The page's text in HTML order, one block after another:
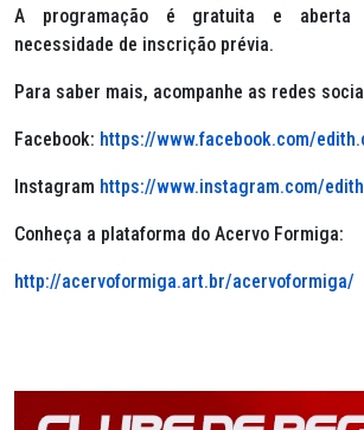
A programação é gratuita e aberta
necessidade de inscrição prévia.
Para saber mais, acompanhe as redes
Facebook: https://www.facebook.com/
Instagram https://www.instagram.com/
Conheça a plataforma do Acervo Formiga:
http://acervoformiga.art.br/acervoformiga/